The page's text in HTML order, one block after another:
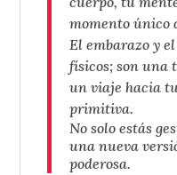
momento único
El embarazo y
físicos; son una
un viaje hacia
primitiva.
No solo estás
una nueva
poderosa.